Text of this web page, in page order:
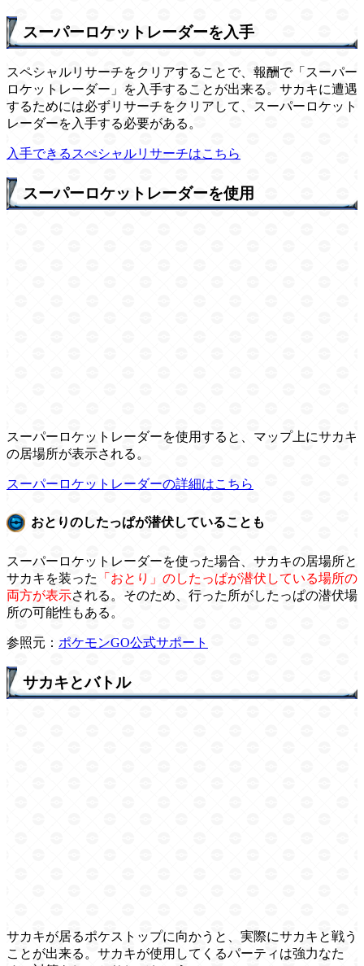
スーパーロケットレーダーを入手
スペシャルリサーチをクリアすることで、報酬で「スーパー
ロケットレーダー」を入手することが出来る。サカキに遭遇
するためには必ずリサーチをクリアして、スーパーロケット
レーダーを入手する必要がある。
入手できるスぺシャルリサーチはこちら
スーパーロケットレーダーを使用
スーパーロケットレーダーを使用すると、マップ上にサカキ
の居場所が表示される。
スーパーロケットレーダーの詳細はこちら
おとりのしたっぱが潜伏していることも
スーパーロケットレーダーを使った場合、サカキの居場所と
サカキを装った
「おとり」のしたっぱが潜伏している場所の
両方が表示される。そのため、行った所がしたっぱの潜伏場
所の可能性もある。
参照元： ポケモンGO公式サポート
サカキとバトル
サカキが居るポケストップに向かうと、実際にサカキと戦う
ことが出来る。サカキが使用してくるパーティは強力なた